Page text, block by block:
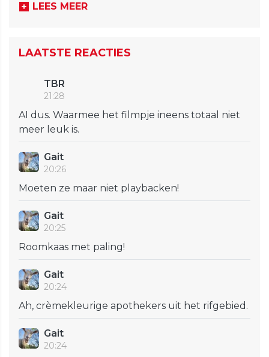
LEES MEER
LAATSTE REACTIES
TBR
21:28
AI dus. Waarmee het filmpje ineens totaal niet
meer leuk is.
Gait
20:26
Moeten ze maar niet playbacken!
Gait
20:25
Roomkaas met paling!
Gait
20:24
Ah, crèmekleurige apothekers uit het rifgebied.
Gait
20:24